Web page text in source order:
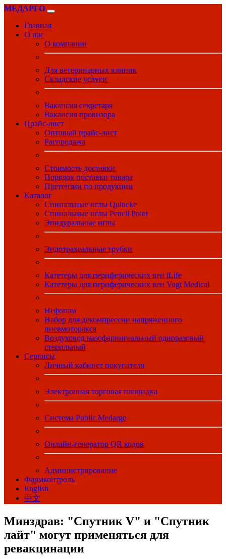
МЕДАРГО
Главная
О нас
О компании
Для ветеринарных клиник
Складские услуги
Вакансия секретаря
Вакансия провизора
Прайс-лист
Оптовый прайс-лист
Распродажа
Стоимость доставки
Порядок поставки товара
Претензии по продукции
Каталог
Спинальные иглы Quincke
Спинальные иглы Pencil Point
Эпидуральные иглы
Эндотрахеальные трубки
Катетеры для периферических вен iLife
Катетеры для периферических вен Vogt Medical
Нефопам
Набор для декомпрессии напряженного
пневмоторакса
Воздуховод назофарингеальный одноразовый
стерильный
Сервисы
Личный кабинет покупателя
Электронная торговая площадка
Система Public.Medargo
Онлайн-генератор QR кодов
Администрирование
Фармконтроль
English
中文
Минздрав: "Спутник V" и "Спутник
лайт" могут применяться для
ревакцинации